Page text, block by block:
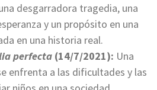
desgarradora tragedia, una
y un propósito en una
en una historia real.
perfecta (14/7/2021): Una
enfrenta a las dificultades y las